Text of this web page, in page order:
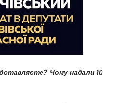
Чому надали їй